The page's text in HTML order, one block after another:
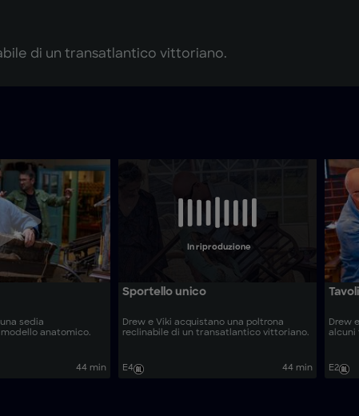
di un transatlantico vittoriano.
sedia
anatomico.
44 min
In riproduzione
Sportello unico
Drew e Viki acquistano una poltrona
reclinabile di un transatlantico vittoriano.
E4 44 min
Drew
alcuni
E2